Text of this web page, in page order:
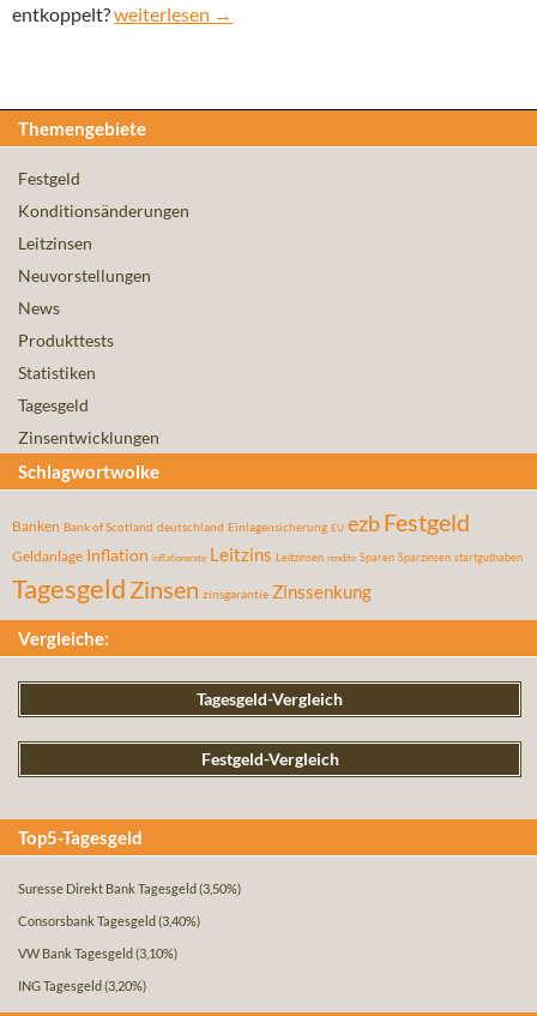
entkoppelt?Leitzins bleibt gleich: Können Sparer nun aufatmen?
weiterlesen →
Themengebiete
Festgeld
Konditionsänderungen
Leitzinsen
Neuvorstellungen
News
Produkttests
Statistiken
Tagesgeld
Zinsentwicklungen
Schlagwortwolke
Banken Bank of Scotland deutschland Einlagensicherung EU ezbFestgeld
Geldanlage Inflation inflationsrate Leitzins Leitzinsen rendite Sparen Sparzinsen startguthaben
Tagesgeld Zinsen zinsgarantie Zinssenkung
Vergleiche:
Tagesgeld-Vergleich
Festgeld-Vergleich
Top5-Tagesgeld
Suresse Direkt Bank Tagesgeld (3,50%)
Consorsbank Tagesgeld (3,40%)
VW Bank Tagesgeld (3,10%)
ING Tagesgeld (3,20%)